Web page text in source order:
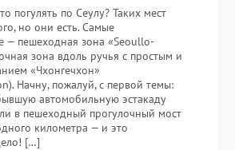
погулять по Сеулу? Таких мест
но они есть. Самые
— пешеходная зона «Seoullo-
зона вдоль ручья с простым и
«Чхонгечхон»
Начну, пожалуй, с первой темы:
автомобильную эстакаду
в пешеходный прогулочный мост
километра — и это
[…]